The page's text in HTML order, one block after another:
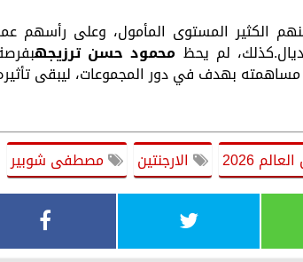
الكثير المستوى المأمول، وعلى رأسهم
لم يحظ محمود حسن ترزيجه
بهدف في دور المجموعات، ليبقى
2026 الارجنتين مصطفى شوبير